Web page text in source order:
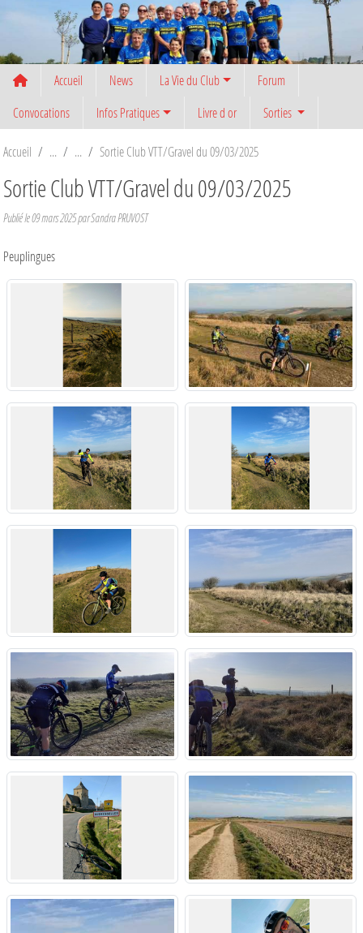
Accueil News La Vie du Club
Forum
Convocations
Infos Pratiques Livre d or Sorties
Accueil Sortie Club VTT/Gravel du 09/03/2025
Sortie Club VTT/Gravel du 09/03/2025
Publié le09 mars 2025parSandra PRUVOST
Peuplingues
Panneau de gestion des cookies